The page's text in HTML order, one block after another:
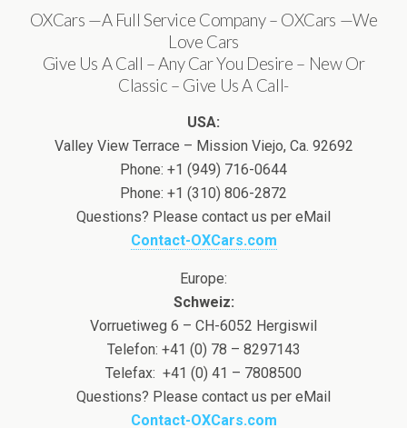
OXCars —A Full Service Company – OXCars —We
Love Cars
Give Us A Call – Any Car You Desire – New Or
Classic – Give Us A Call-
USA:
Valley View Terrace – Mission Viejo, Ca. 92692
Phone: +1 (949) 716-0644
Phone: +1 (310) 806-2872
Questions? Please contact us per eMail
Contact-OXCars.com
Europe:
Schweiz:
Vorruetiweg 6 – CH-6052 Hergiswil
Telefon: +41 (0) 78 – 8297143
Telefax: +41 (0) 41 – 7808500
Questions? Please contact us per eMail
Contact-OXCars.com